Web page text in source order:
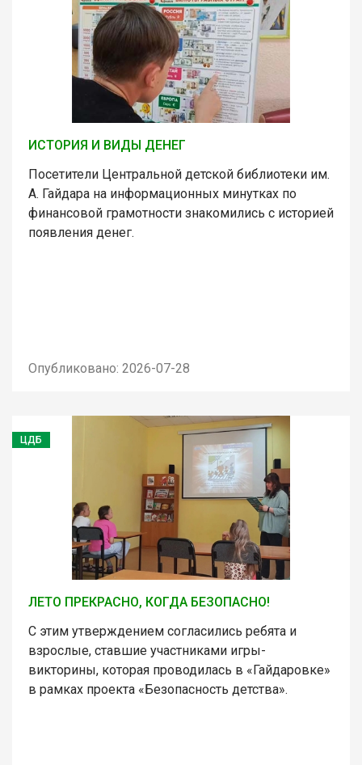
ИСТОРИЯ И ВИДЫ ДЕНЕГ
Посетители Центральной детской библиотеки им.
А. Гайдара на информационных минутках по
финансовой грамотности знакомились с историей
появления денег.
Опубликовано: 2026-07-28
ЦДБ
ЛЕТО ПРЕКРАСНО, КОГДА БЕЗОПАСНО!
С этим утверждением согласились ребята и
взрослые, ставшие участниками игры-
викторины, которая проводилась в «Гайдаровке»
в рамках проекта «Безопасность детства».